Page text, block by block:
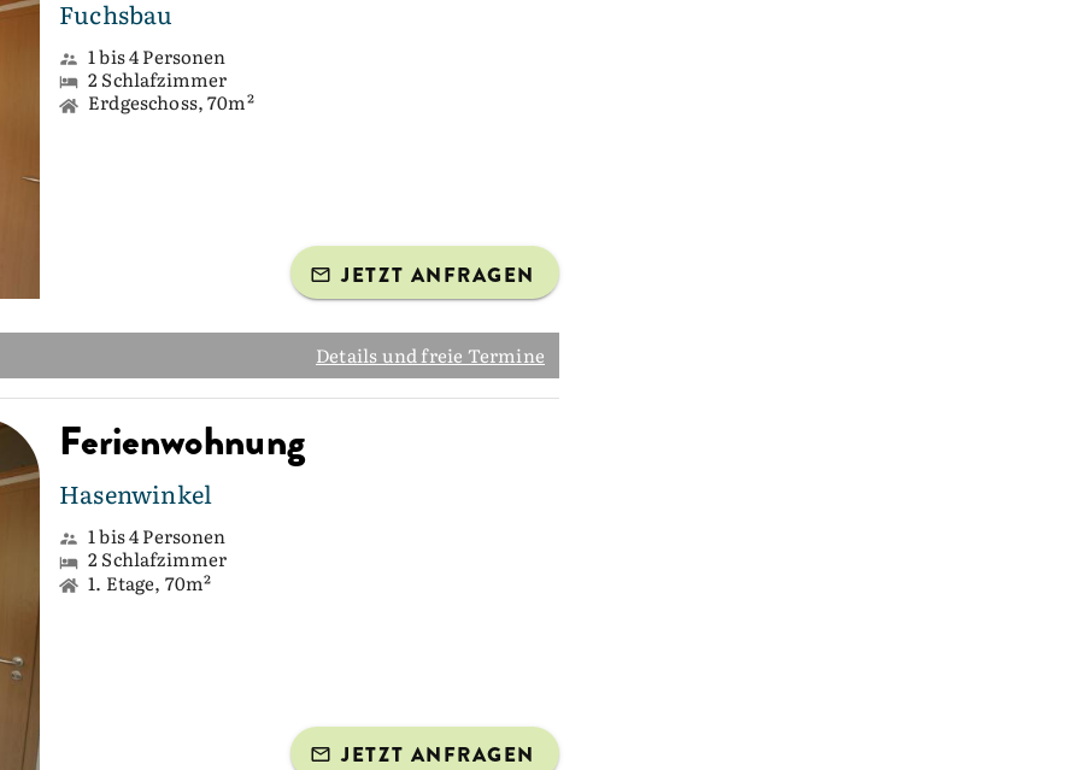
Fuchsbau
1 bis 4 Personen
2 Schlafzimmer
Erdgeschoss, 70m²
JETZT ANFRAGEN
Details und freie Termine
Ferienwohnung
Hasenwinkel
1 bis 4 Personen
2 Schlafzimmer
1. Etage, 70m²
JETZT ANFRAGEN